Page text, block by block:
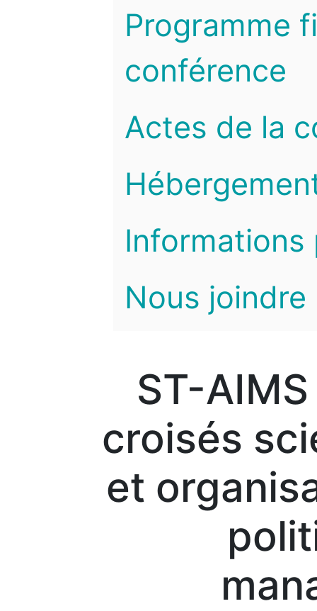
Programme
conférence
Actes de la
Informations
Nous joindre
ST-
croisés
et